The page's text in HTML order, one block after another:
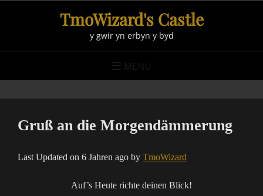
TmoWizard's Castle
y gwir yn erbyn y byd
MENU
Gruß an die Morgendämmerung
Last Updated on 6 Jahren ago by TmoWizard
Auf’s Heute richte deinen Blick!